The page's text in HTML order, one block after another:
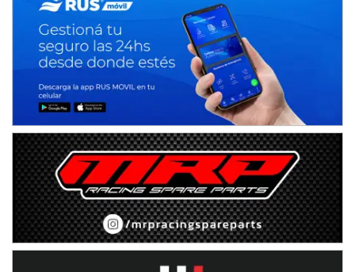
NORESTE SANTAFESINO - F6
Ciudad de Avellaneda (Asfalto)
Avellaneda (Santa Fe)
SUR SANTAFESINO - F4
José Samuel Sánchez (Tierra)
Rufino (Santa Fe)
TUCUMANO - F5
Juan Navarro (Asfalto)
El Timbó (Tucumán)